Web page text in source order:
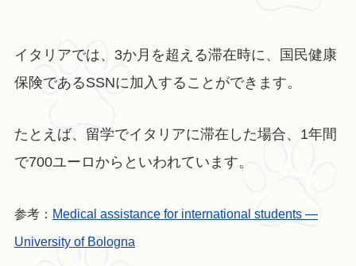
イタリアでは、3か月を超える滞在時に、国民健康
保険であるSSNに加入することができます。
たとえば、留学でイタリアに滞在した場合、1年間
で700ユーロからといわれています。
参考： Medical assistance for international students —
University of Bologna